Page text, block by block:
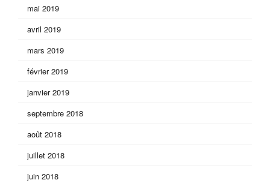
mai 2019
avril 2019
mars 2019
février 2019
janvier 2019
septembre 2018
août 2018
juillet 2018
juin 2018